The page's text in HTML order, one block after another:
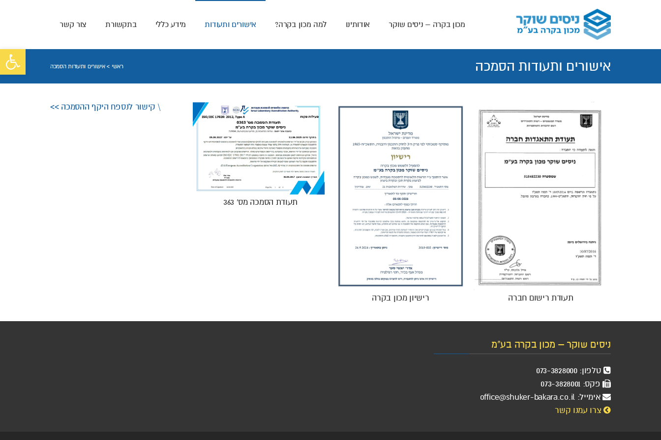
פתח
מכון בקרה – ניסים שוקר אודותינו למה מכון בקרה? אישורים ותעודות מידע כללי בתקשורת צור קשר
אישורים ותעודות הסמכה ראשי › אישורים ותעודות הסמכה
\ קישור לנספח היקף ההסמכה >>
תעודת רישום חברה רישיון מכון בקרה
תעודת הסמכה מס' 363
ניסים שוקר – מכון בקרה בע"מ
טלפון: 073-3828000
פקס: 073-3828001
אימייל:office@shuker-bakara.co.il
צרו עמנו קשר